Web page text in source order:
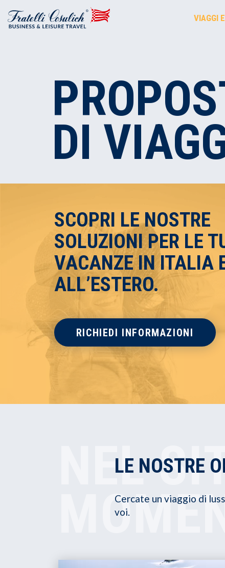
VIAGGI
DI
SCOPRI LE NOSTRE
SOLUZIONI PER LE
VACANZE IN ITALIA
ALL’ESTERO.
RICHIEDI INFORMAZIONI
NEL
LE NOSTRE
Cercate un viaggio di
voi.